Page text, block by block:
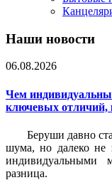
Наши новости
06.08.2026
Чем
ключевых отличий,
Беруши давно
шума, но далеко
индивидуальными
разница.